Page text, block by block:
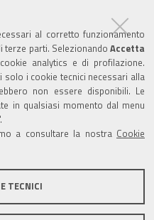
al corretto funzionamento
terze parti. Selezionando Accetta
analytics e di profilazione.
solo i cookie tecnici necessari alla
non essere disponibili. Le
in qualsiasi momento dal menu
a consultare la nostra Cookie
TECNICI